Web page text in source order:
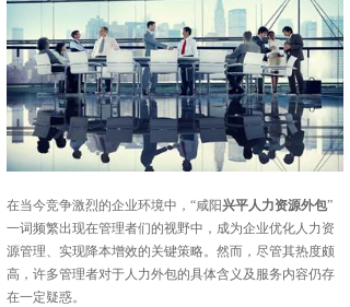
在当今竞争激烈的企业环境中，“咸阳兴平人力资源外包”
一词频繁出现在管理者们的视野中，成为企业优化人力资
源管理、实现降本增效的关键策略。然而，尽管其热度颇
高，许多管理者对于人力外包的具体含义及服务内容仍存
在一定疑惑。